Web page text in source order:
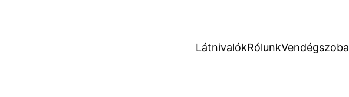
LátnivalókRólunkVendégszoba